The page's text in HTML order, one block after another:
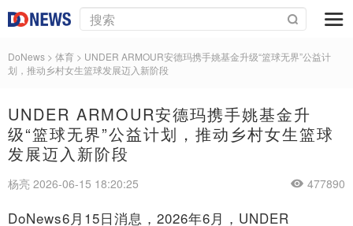
DoNews > 体育 > UNDER ARMOUR安德玛携手姚基金升级“篮球无界”公益计
划，推动乡村女生篮球发展迈入新阶段
UNDER ARMOUR安德玛携手姚基金升
级“篮球无界”公益计划，推动乡村女生篮球
发展迈入新阶段
杨亮 2026-06-15 18:20:25 477890
DoNews6月15日消息，2026年6月，UNDER